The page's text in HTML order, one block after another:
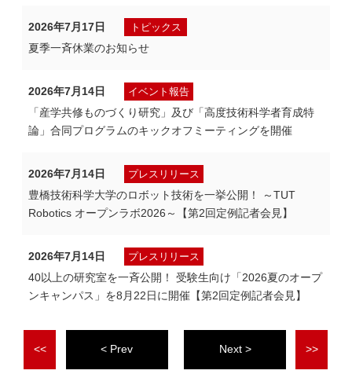
2026年7月17日 トピックス
夏季一斉休業のお知らせ
2026年7月14日 イベント報告
「産学共修ものづくり研究」及び「高度技術科学者育成特
論」合同プログラムのキックオフミーティングを開催
2026年7月14日 プレスリリース
豊橋技術科学大学のロボット技術を一挙公開！ ～TUT
Robotics オープンラボ2026～【第2回定例記者会見】
2026年7月14日 プレスリリース
40以上の研究室を一斉公開！ 受験生向け「2026夏のオープ
ンキャンパス」を8月22日に開催【第2回定例記者会見】
<< < > >>